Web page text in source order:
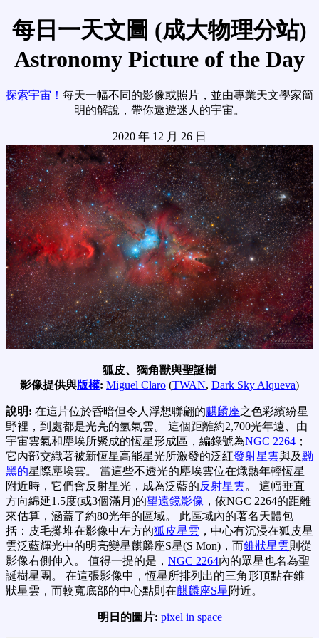
每日一天文圖 (成大物理分站)
Astronomy Picture of the Day
探索宇宙！ 每天一幅不同的影像或照片，並由專業天文學家簡
明的解說，帶你遨遊迷人的宇宙。
2020 年 12 月 26 日
狐皮、獨角獸與聖誕樹
影像提供與版權: Miguel Claro (TWAN, Dark Sky Alqueva)
說明: 在這片位於昏暗但令人浮想聯翩的麒麟座之色彩繽紛星
野裡，到處都是光亮的氫氣雲。 這個距離約2,700光年遠、由
宇宙雲氣和塵埃所聚成的恆星形成區，編錄號為NGC 2264 ；
它內部交織著被新恆星高能星光所激發的泛紅發射星雲與及黝
黑的星際塵埃雲。 當這些不透光的塵埃雲位在熾熱年輕恆星
附近時，它們會反射星光，成為泛藍的反射星雲。 這幅垂直
方向綿延1.5度(或3個滿月)的望遠鏡影像 ，依NGC 2264的距離
來估算，涵蓋了約80光年的區域。 此區域內的著名天體包
括：皮毛攤堆在影像中左方的狐皮星雲 ，中心有沉浸在狐皮星
雲泛藍輝光中的明亮變星麒麟座S星(S Mon)，而錐狀星雲則從
影像右側伸入。 值得一提的是， NGC 2264內的眾星也名為聖
誕樹星團。 在這張影像中，恆星所排列出的三角形頂點在錐
狀星雲，而較寬底部的中心點則在麒麟座S星 附近。
明日的圖片: pixel in space